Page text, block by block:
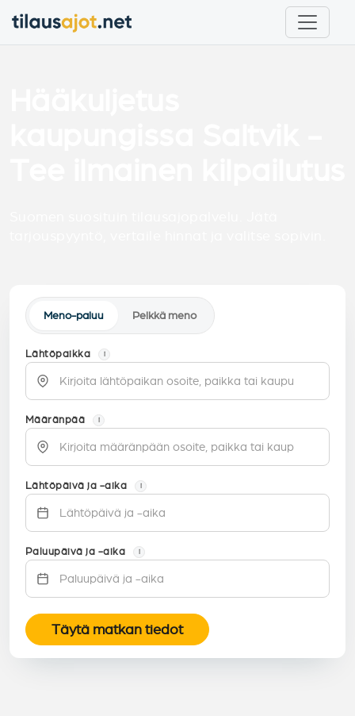
Meno-paluu Pelkkä meno
Lähtöpaikka i
Määränpää i
Lähtöpäivä ja -aika i
Paluupäivä ja -aika i
Täytä matkan tiedot